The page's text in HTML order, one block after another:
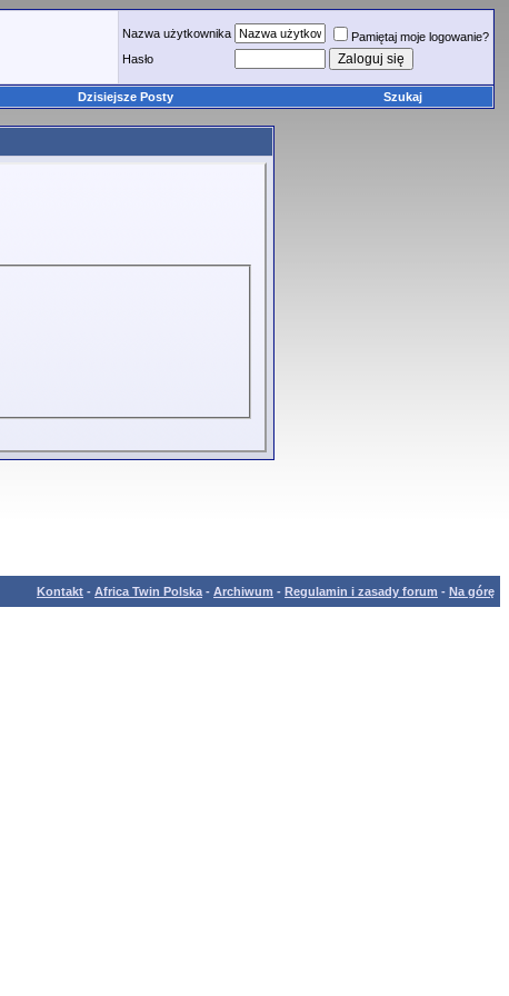
Nazwa użytkownika
Pamiętaj moje logowanie?
Hasło
Dzisiejsze Posty Szukaj
Kontakt - Africa Twin Polska - Archiwum - Regulamin i zasady forum - Na górę